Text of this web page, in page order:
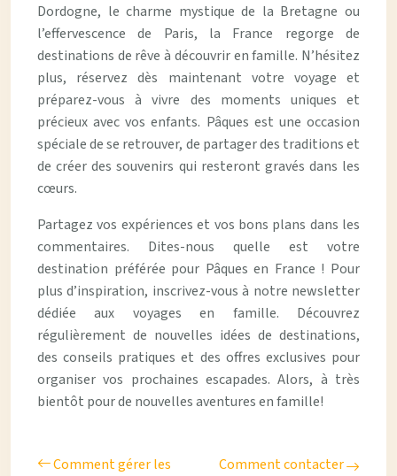
Dordogne, le charme mystique de la Bretagne ou
l’effervescence de Paris, la France regorge de
destinations de rêve à découvrir en famille. N’hésitez
plus, réservez dès maintenant votre voyage et
préparez-vous à vivre des moments uniques et
précieux avec vos enfants. Pâques est une occasion
spéciale de se retrouver, de partager des traditions et
de créer des souvenirs qui resteront gravés dans les
cœurs.
Partagez vos expériences et vos bons plans dans les
commentaires. Dites-nous quelle est votre
destination préférée pour Pâques en France ! Pour
plus d’inspiration, inscrivez-vous à notre newsletter
dédiée aux voyages en famille. Découvrez
régulièrement de nouvelles idées de destinations,
des conseils pratiques et des offres exclusives pour
organiser vos prochaines escapades. Alors, à très
bientôt pour de nouvelles aventures en famille!
Comment gérer les
Comment contacter